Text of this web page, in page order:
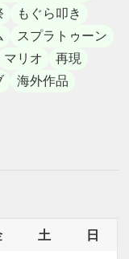
もぐら叩き
スプラトゥーン
マリオ
再現
海外作品
土 日